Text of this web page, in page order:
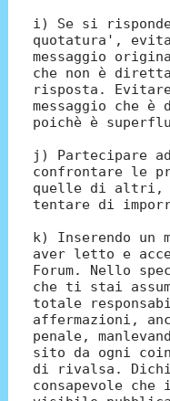
i) Se si risponde
quotatura',
messaggio
che non è
risposta.
messaggio che è
poichè è
j) Partecipare
confrontare le
quelle di altri,
tentare di
k) Inserendo un
aver letto e
Forum. Nello
che ti stai
totale
affermazioni,
penale,
sito da ogni
di rivalsa.
consapevole che